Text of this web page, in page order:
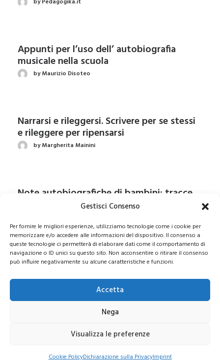
Gestisci Consenso
Per fornire le migliori esperienze, utilizziamo tecnologie come i cookie per
memorizzare e/o accedere alle informazioni del dispositivo. Il consenso a
queste tecnologie ci permetterà di elaborare dati come il comportamento di
navigazione o ID unici su questo sito. Non acconsentire o ritirare il consenso
può influire negativamente su alcune caratteristiche e funzioni.
Accetta
Nega
Visualizza le preferenze
Cookie PolicyDichiarazione sulla PrivacyImprint
Appunti per l’uso dell’ autobiografia
musicale nella scuola
by Maurizio Disoteo
Narrarsi e rileggersi. Scrivere per se stessi
e rileggere per ripensarsi
by Margherita Mainini
Note autobiografiche di bambini: tracce,
narrazioni, pratiche
Tu chiamala se vuoi, Awumbuk
by Alessia Todeschini
semplificazione del pensiero